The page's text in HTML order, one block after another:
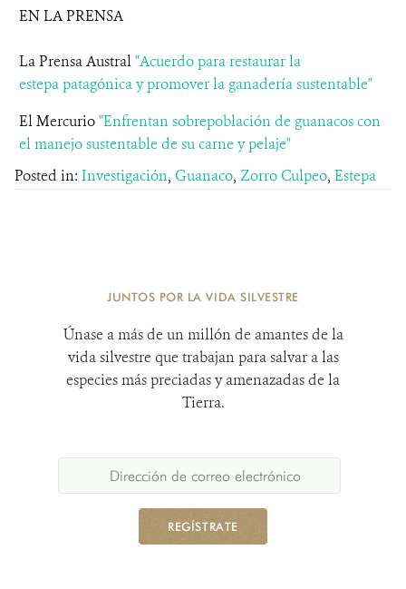
EN LA PRENSA
La Prensa Austral"Acuerdo para restaurar la
estepa patagónica y promover la ganadería sustentable"
El Mercurio"Enfrentan sobrepoblación de guanacos con
el manejo sustentable de su carne y pelaje"
Posted in: Investigación, Guanaco, Zorro Culpeo, Estepa
JUNTOS POR LA VIDA SILVESTRE
Únase a más de un millón de amantes de la
vida silvestre que trabajan para salvar a las
especies más preciadas y amenazadas de la
Tierra.
REGÍSTRATE